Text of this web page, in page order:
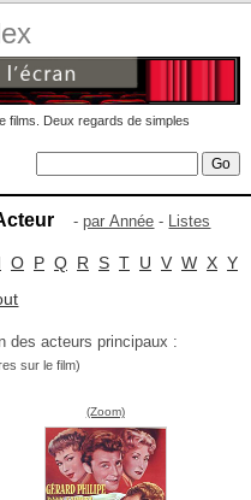
films. Deux regards de simples
-par Année - Listes
O P Q R S T U V W X Y
des acteurs principaux :
sur le film)
(Zoom)